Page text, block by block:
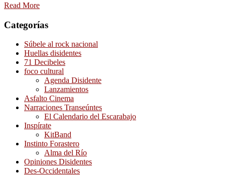
Read More
Categorías
Súbele al rock nacional
Huellas disidentes
71 Decibeles
foco cultural
Agenda Disidente
Lanzamientos
Asfalto Cinema
Narraciones Transeúntes
El Calendario del Escarabajo
Inspírate
KitBand
Instinto Forastero
Alma del Río
Opiniones Disidentes
Des-Occidentales